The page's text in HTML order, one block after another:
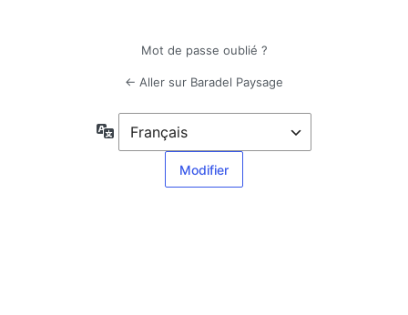
Mot de passe oublié ?
← Aller sur Baradel Paysage
Langue